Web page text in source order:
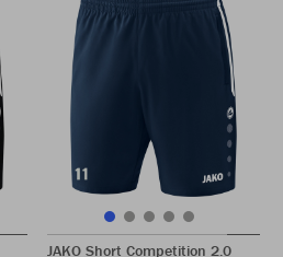
JAKO Short Competition 2.0